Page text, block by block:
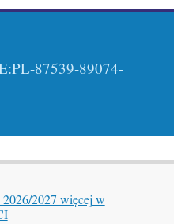
87539-89074-
2027 więcej w